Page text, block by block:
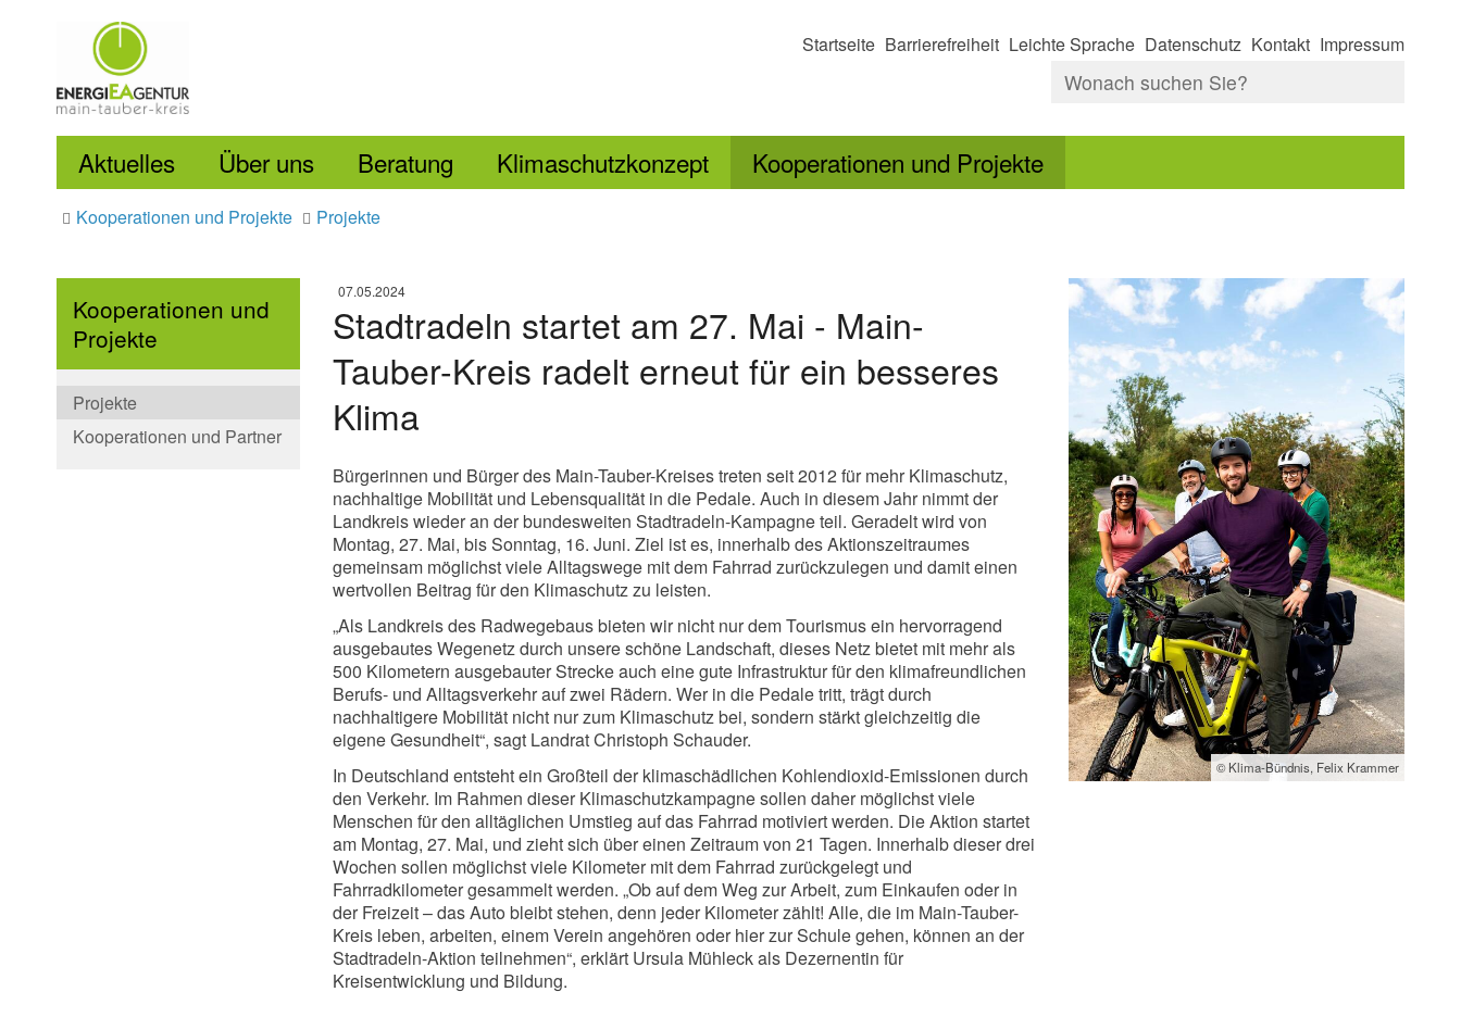
Startseite Barrierefreiheit Leichte Sprache Datenschutz Kontakt Impressum
Aktuelles Über uns Beratung Klimaschutzkonzept Kooperationen und Projekte
Kooperationen und Projekte Projekte
Kooperationen und
Projekte
Projekte
Kooperationen und Partner
07.05.2024
Stadtradeln startet am 27. Mai - Main-
Tauber-Kreis radelt erneut für ein besseres
Klima
Bürgerinnen und Bürger des Main-Tauber-Kreises treten seit 2012 für mehr Klimaschutz,
nachhaltige Mobilität und Lebensqualität in die Pedale. Auch in diesem Jahr nimmt der
Landkreis wieder an der bundesweiten Stadtradeln-Kampagne teil. Geradelt wird von
Montag, 27. Mai, bis Sonntag, 16. Juni. Ziel ist es, innerhalb des Aktionszeitraumes
gemeinsam möglichst viele Alltagswege mit dem Fahrrad zurückzulegen und damit einen
wertvollen Beitrag für den Klimaschutz zu leisten.
„Als Landkreis des Radwegebaus bieten wir nicht nur dem Tourismus ein hervorragend
ausgebautes Wegenetz durch unsere schöne Landschaft, dieses Netz bietet mit mehr als
500 Kilometern ausgebauter Strecke auch eine gute Infrastruktur für den klimafreundlichen
Berufs- und Alltagsverkehr auf zwei Rädern. Wer in die Pedale tritt, trägt durch
nachhaltigere Mobilität nicht nur zum Klimaschutz bei, sondern stärkt gleichzeitig die
eigene Gesundheit“, sagt Landrat Christoph Schauder.
In Deutschland entsteht ein Großteil der klimaschädlichen Kohlendioxid-Emissionen durch
den Verkehr. Im Rahmen dieser Klimaschutzkampagne sollen daher möglichst viele
Menschen für den alltäglichen Umstieg auf das Fahrrad motiviert werden. Die Aktion startet
am Montag, 27. Mai, und zieht sich über einen Zeitraum von 21 Tagen. Innerhalb dieser drei
Wochen sollen möglichst viele Kilometer mit dem Fahrrad zurückgelegt und
Fahrradkilometer gesammelt werden. „Ob auf dem Weg zur Arbeit, zum Einkaufen oder in
der Freizeit – das Auto bleibt stehen, denn jeder Kilometer zählt! Alle, die im Main-Tauber-
Kreis leben, arbeiten, einem Verein angehören oder hier zur Schule gehen, können an der
Stadtradeln-Aktion teilnehmen“, erklärt Ursula Mühleck als Dezernentin für
Kreisentwicklung und Bildung.
© Klima-Bündnis, Felix Krammer